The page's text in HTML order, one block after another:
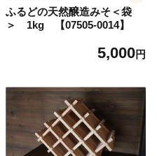
ふるどの天然醸造みそ＜袋
＞ 1kg 【07505-0014】
5,000円